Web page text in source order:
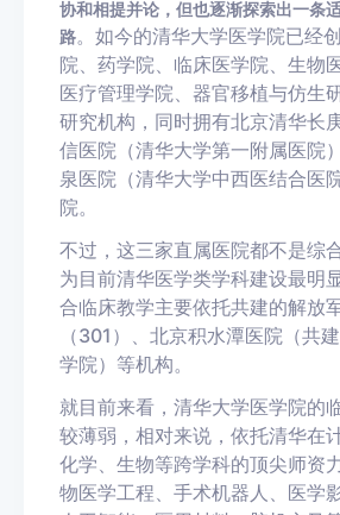
协和相提并论，但也逐渐探索出一条
路。如今的清华大学医学院已经
院、药学院、临床医学院、生物
医疗管理学院、器官移植与仿生
研究机构，同时拥有北京清华长
信医院（清华大学第一附属医院
泉医院（清华大学中西医结合医
院。
不过，这三家直属医院都不是综
为目前清华医学类学科建设最明
合临床教学主要依托共建的解放
（301）、北京积水潭医院（共
学院）等机构。
就目前来看，清华大学医学院的
较薄弱，相对来说，依托清华在
化学、生物等跨学科的顶尖师资
物医学工程、手术机器人、医学